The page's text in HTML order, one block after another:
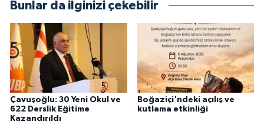
Bunlar da ilginizi çekebilir
Çavuşoğlu: 30 Yeni Okul ve
622 Derslik Eğitime
Kazandırıldı
Boğaziçi'ndeki açılış ve
kutlama etkinliği